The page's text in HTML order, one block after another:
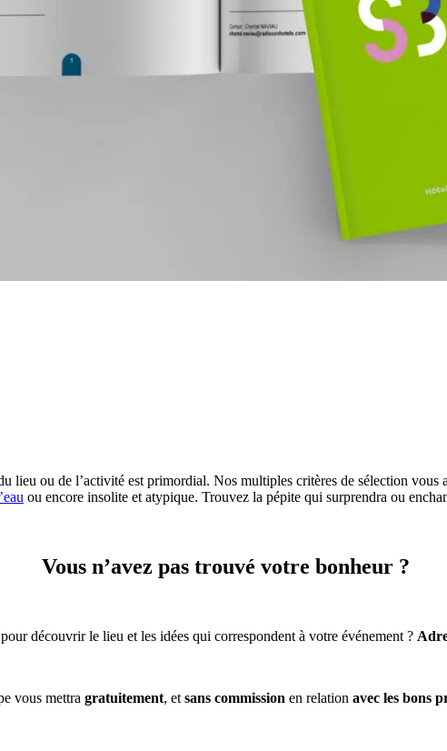
lieu ou de l’activité est primordial. Nos multiples critères de sélection
ou encore insolite et atypique. Trouvez la pépite qui surprendra ou
Vous n’avez pas trouvé votre bonheur ?
découvrir le lieu et les idées qui correspondent à votre événement ?
vous mettra gratuitement, et sans commission en relation avec les bons